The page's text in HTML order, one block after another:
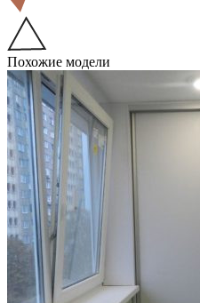
Похожие модели